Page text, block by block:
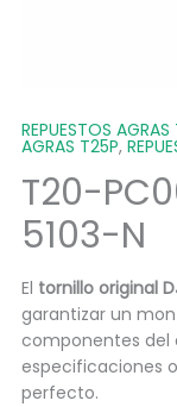
REPUESTOS AGRAS
AGRAS T25P,
T20-
5103-N
El tornillo original
garantizar un
componentes del
especificaciones
perfecto.